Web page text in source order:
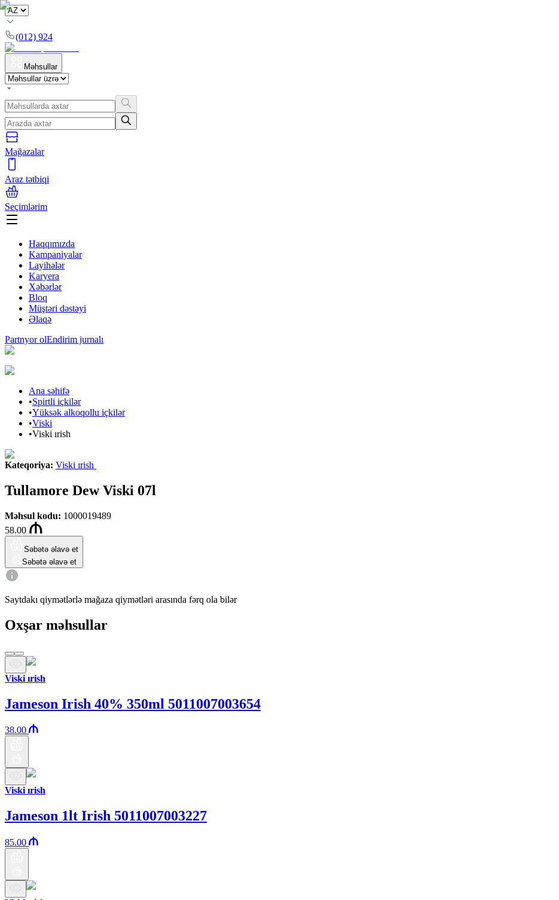
(012) 924
Məhsullar
Mağazalar
Araz tətbiqi
Seçimlərim
Haqqımızda
Kampaniyalar
Layihələr
Karyera
Xəbərlər
Bloq
Müştəri dəstəyi
Əlaqə
Partnyor olEndirim jurnalı
Ana səhifə
•Spirtli içkilər
•Yüksək alkoqollu içkilər
•Viski
•Viski ırish
Kateqoriya: Viski ırish
Tullamore Dew Viski 07l
Məhsul kodu: 1000019489
58.00
Səbətə əlavə et
Səbətə əlavə et
Saytdakı qiymətlərlə mağaza qiymətləri arasında fərq ola bilər
Oxşar məhsullar
Viski ırish
Jameson Irish 40% 350ml 5011007003654
38.00
Viski ırish
Jameson 1lt Irish 5011007003227
85.00